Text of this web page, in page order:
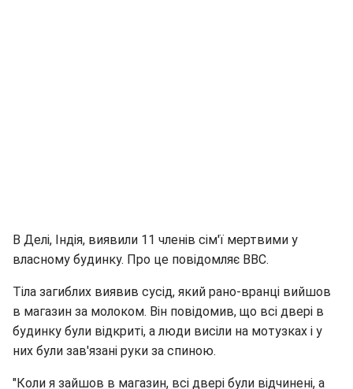
В Делі, Індія, виявили 11 членів сім'ї мертвими у
власному будинку. Про це повідомляє ВВС.
Тіла загиблих виявив сусід, який рано-вранці вийшов
в магазин за молоком. Він повідомив, що всі двері в
будинку були відкриті, а люди висіли на мотузках і у
них були зав'язані руки за спиною.
"Коли я зайшов в магазин, всі двері були відчинені, а